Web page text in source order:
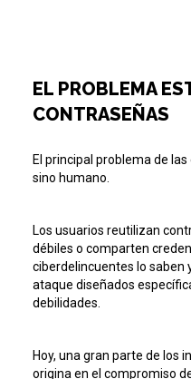
EL PROBLEMA
CONTRASEÑAS
El principal problema de
sino humano.
Los usuarios reutilizan
débiles o comparten
ciberdelincuentes lo saben
ataque diseñados
debilidades.
Hoy, una gran parte de los
origina en el compromiso